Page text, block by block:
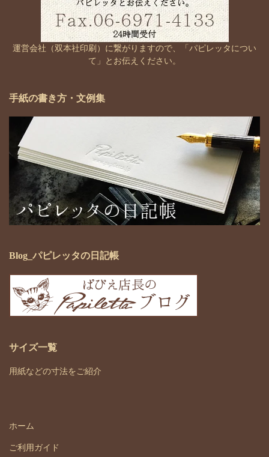
運営会社（双本社印刷）に繋がりますので、「パピレッタについ
て」とお伝えください。
手紙の書き方・文例集
Blog_パピレッタの日記帳
サイズ一覧
用紙などの寸法をご紹介
ホーム
ご利用ガイド